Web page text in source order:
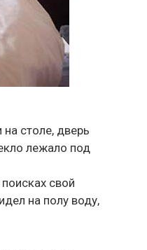
столе, дверь
лежало под
свой
на полу воду,